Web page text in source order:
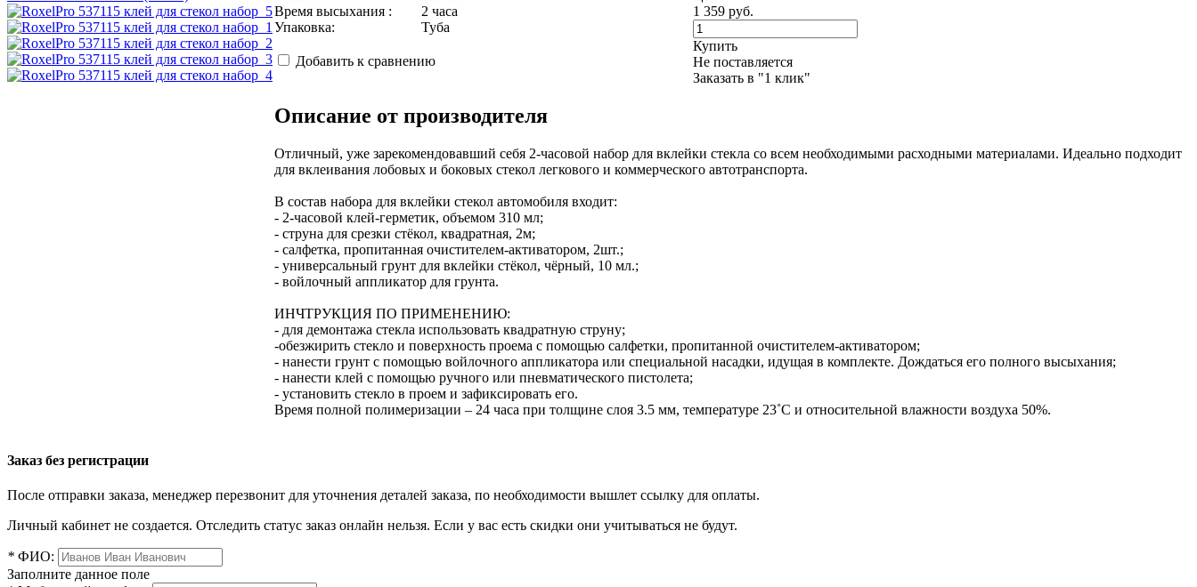
Время высыхания :
2 часа
Упаковка:
Туба
Добавить к сравнению
1 359 руб.
Купить
Не поставляется
Заказать в "1 клик"
Описание от производителя
Отличный, уже зарекомендовавший себя 2-часовой набор для вклейки стекла со всем необходимыми расходными материалами. Идеально подходит
для вклеивания лобовых и боковых стекол легкового и коммерческого автотранспорта.
В состав набора для вклейки стекол автомобиля входит:
- 2-часовой клей-герметик, объемом 310 мл;
- струна для срезки стёкол, квадратная, 2м;
- салфетка, пропитанная очистителем-активатором, 2шт.;
- универсальный грунт для вклейки стёкол, чёрный, 10 мл.;
- войлочный аппликатор для грунта.
ИНЧТРУКЦИЯ ПО ПРИМЕНЕНИЮ:
- для демонтажа стекла использовать квадратную струну;
-обезжирить стекло и поверхность проема с помощью салфетки, пропитанной очистителем-активатором;
- нанести грунт с помощью войлочного аппликатора или специальной насадки, идущая в комплекте. Дождаться его полного высыхания;
- нанести клей с помощью ручного или пневматического пистолета;
- установить стекло в проем и зафиксировать его.
Время полной полимеризации – 24 часа при толщине слоя 3.5 мм, температуре 23˚С и относительной влажности воздуха 50%.
Заказ без регистрации
После отправки заказа, менеджер перезвонит для уточнения деталей заказа, по необходимости вышлет ссылку для оплаты.
Личный кабинет не создается. Отследить статус заказ онлайн нельзя. Если у вас есть скидки они учитываться не будут.
* ФИО:
Заполните данное поле